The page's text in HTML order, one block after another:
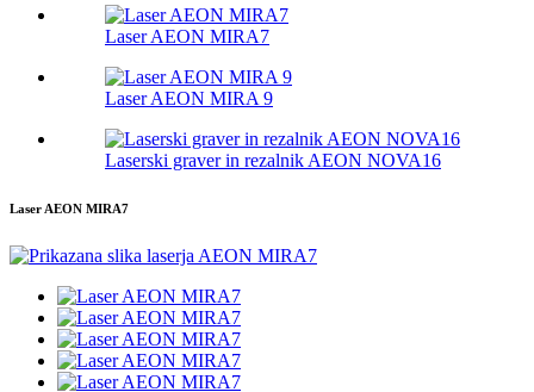
Laser AEON MIRA7
Laser AEON MIRA 9
Laserski graver in rezalnik AEON NOVA16
Laser AEON MIRA7